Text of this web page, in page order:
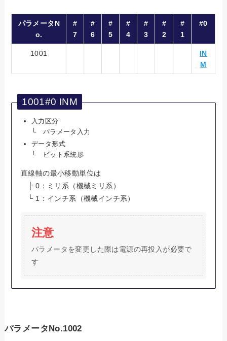
パラメータN
o.
#
7
#
6
#
5
#
4
#
3
#
2
#
1
#0
1001
IN
M
1001#0 INM
入力区分
└ パラメータ入力
データ形式
└ ビット系統形
直線軸の最小移動単位は
├ 0：ミリ系（機械ミリ系）
└ 1：インチ系（機械インチ系）
注意
パラメータを変更した際は電源の再投入が必要で
す
パラメータNo.1002